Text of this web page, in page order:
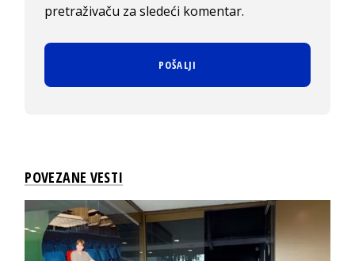
pretraživaču za sledeći komentar.
POVEZANE VESTI